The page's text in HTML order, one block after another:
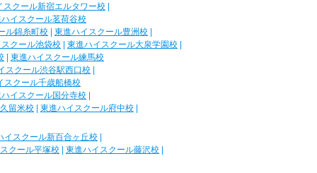
スクール新宿エルタワー校
イスクール茗荷谷校
ル錦糸町校 東進ハイスクール豊洲校
クール池袋校 東進ハイスクール大泉学園校
東進ハイスクール練馬校
スクール渋谷駅西口校
スクール千歳船橋校
イスクール国分寺校
留米校 東進ハイスクール府中校
イスクール新百合ヶ丘校
クール平塚校 東進ハイスクール藤沢校